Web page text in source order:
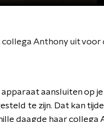
Anthony uit
apparaat aansluiten op
te zijn. Dat kan
daagde haar collega